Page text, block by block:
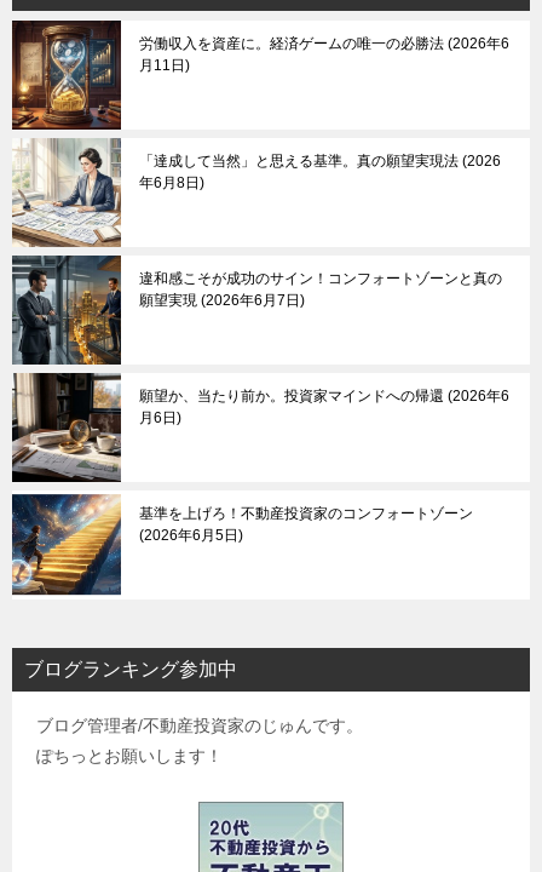
労働収入を資産に。経済ゲームの唯一の必勝法 2026年6
月11日
「達成して当然」と思える基準。真の願望実現法 2026
年6月8日
違和感こそが成功のサイン！コンフォートゾーンと真の
願望実現 2026年6月7日
願望か、当たり前か。投資家マインドへの帰還 2026年6
月6日
基準を上げろ！不動産投資家のコンフォートゾーン
2026年6月5日
ブログランキング参加中
ブログ管理者/不動産投資家のじゅんです。
ぽちっとお願いします！